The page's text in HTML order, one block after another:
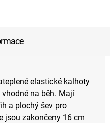
elastické kalhoty
vhodné na běh. Mají
a plochý šev pro
jsou zakončeny 16 cm